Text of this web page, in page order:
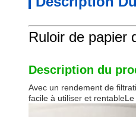
Ruloir de papier
Description du
Avec un rendement de
facile à utiliser et